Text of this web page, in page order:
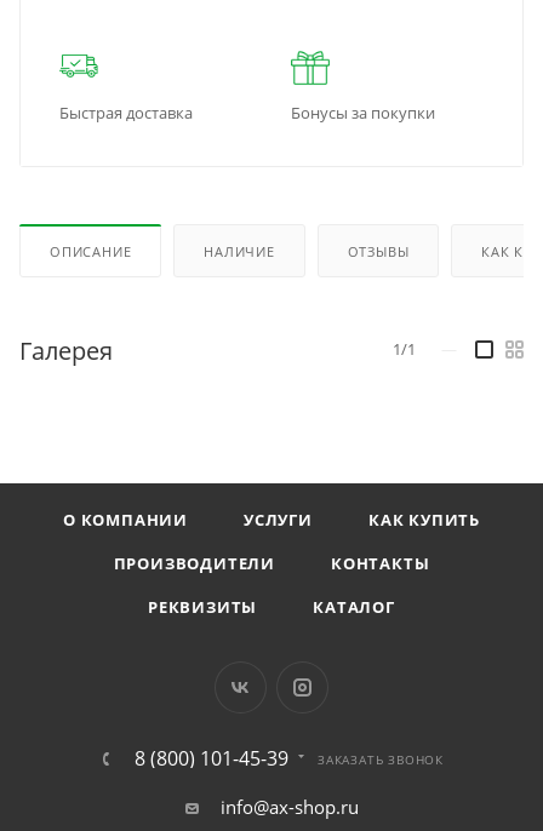
Быстрая доставка Бонусы за покупки
ОПИСАНИЕ НАЛИЧИЕ ОТЗЫВЫ КАК
Галерея 1/1
О КОМПАНИИ УСЛУГИ
КАК КУПИТЬ
ПРОИЗВОДИТЕЛИ
КОНТАКТЫ
РЕКВИЗИТЫ
КАТАЛОГ
8 (800) 101-45-39 ЗАКАЗАТЬ ЗВОНОК
info@ax-shop.ru